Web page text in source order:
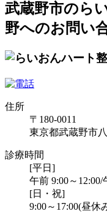
武蔵野市のら
野へのお問い
住所
〒180-0011
東京都武蔵野市
診療時間
[平日]
午前 9:00～12:00/
[日・祝]
9:00～17:00(昼休